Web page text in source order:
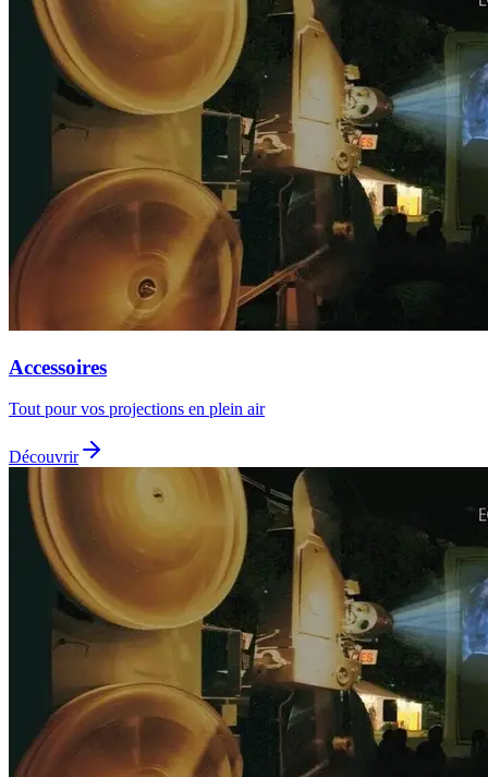
Accessoires
Tout pour vos projections en plein air
Découvrir